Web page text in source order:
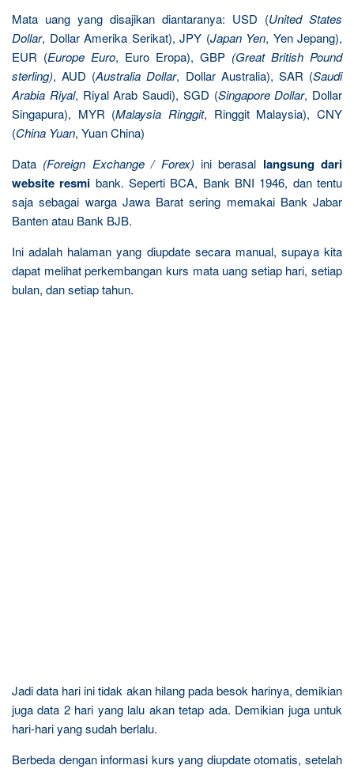
Mata uang yang disajikan diantaranya: USD (United States
Dollar, Dollar Amerika Serikat), JPY (Japan Yen, Yen Jepang),
EUR (Europe Euro, Euro Eropa), GBP (Great British Pound
sterling), AUD (Australia Dollar, Dollar Australia), SAR (Saudi
Arabia Riyal, Riyal Arab Saudi), SGD (Singapore Dollar, Dollar
Singapura), MYR (Malaysia Ringgit, Ringgit Malaysia), CNY
(China Yuan, Yuan China)
Data (Foreign Exchange / Forex) ini berasal langsung dari
website resmi bank. Seperti BCA, Bank BNI 1946, dan tentu
saja sebagai warga Jawa Barat sering memakai Bank Jabar
Banten atau Bank BJB.
Ini adalah halaman yang diupdate secara manual, supaya kita
dapat melihat perkembangan kurs mata uang setiap hari, setiap
bulan, dan setiap tahun.
Jadi data hari ini tidak akan hilang pada besok harinya, demikian
juga data 2 hari yang lalu akan tetap ada. Demikian juga untuk
hari-hari yang sudah berlalu.
Berbeda dengan informasi kurs yang diupdate otomatis, setelah